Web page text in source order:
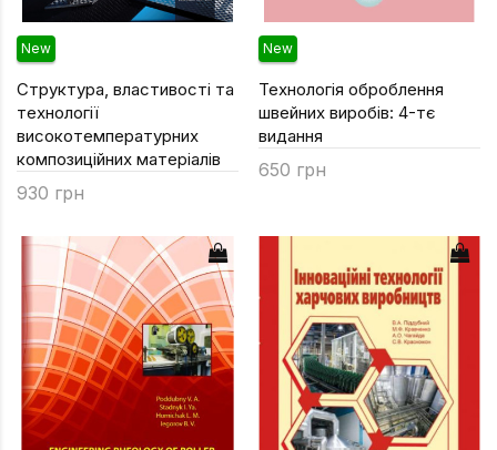
New
Структура, властивості та
технології
високотемпературних
композиційних матеріалів
930 грн
New
Технологія оброблення
швейних виробів: 4-тє
видання
650 грн